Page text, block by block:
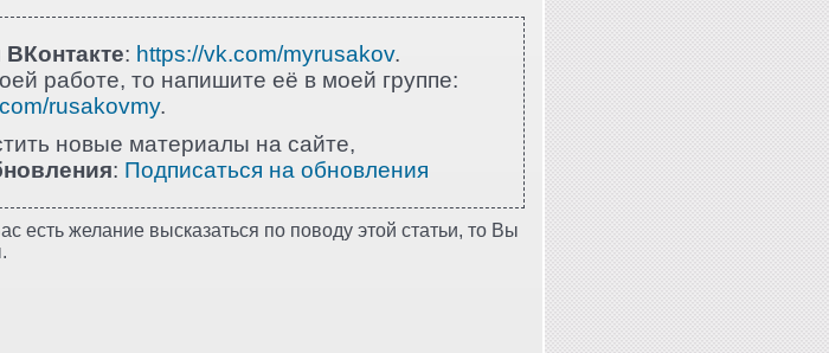
ВКонтакте: https://vk.com/myrusakov.
работе, то напишите её в моей группе:
rusakovmy.
новые материалы на сайте,
: Подписаться на обновления
есть желание высказаться по поводу этой статьи, то Вы